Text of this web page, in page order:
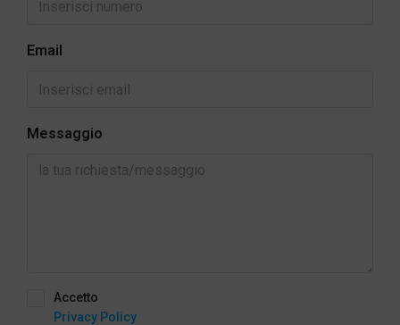
Email
Messaggio
Accetto
Privacy Policy